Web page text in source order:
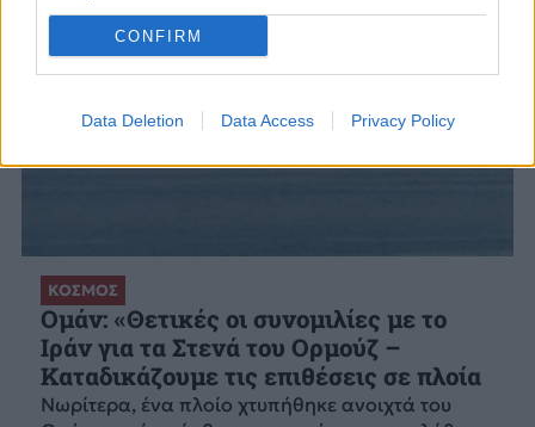
CONFIRM
Data Deletion Data Access Privacy Policy
ΚΟΣΜΟΣ
Ομάν: «Θετικές οι συνομιλίες με το
Ιράν για τα Στενά του Ορμούζ –
Καταδικάζουμε τις επιθέσεις σε πλοία
Νωρίτερα, ένα πλοίο χτυπήθηκε ανοιχτά του